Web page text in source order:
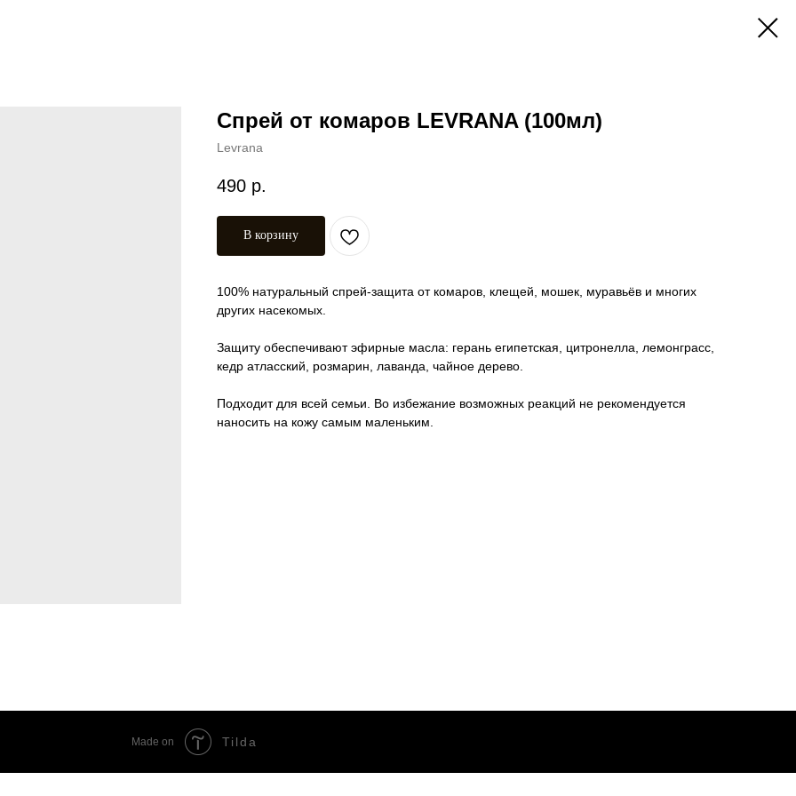
Спрей от комаров LEVRANA (100мл)
Levrana
490 р.
В корзину
100% натуральный спрей-защита от комаров, клещей, мошек, муравьёв и многих
других насекомых.
Защиту обеспечивают эфирные масла: герань египетская, цитронелла, лемонграсс,
кедр атласский, розмарин, лаванда, чайное дерево.
Подходит для всей семьи. Во избежание возможных реакций не рекомендуется
наносить на кожу самым маленьким.
Made on Tilda